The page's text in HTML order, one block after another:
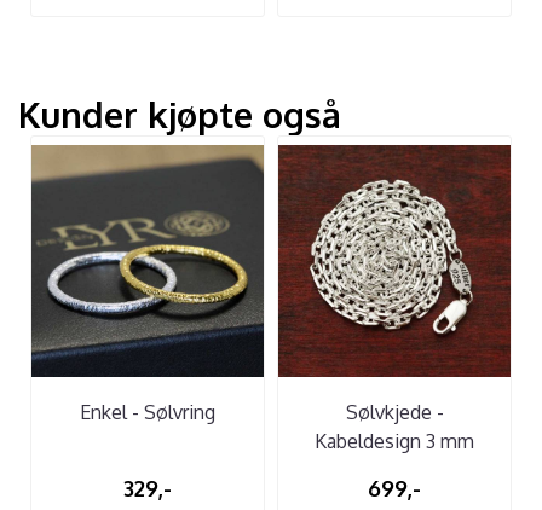
Kunder kjøpte også
Enkel - Sølvring
329,-
Sølvkjede -
Kabeldesign 3 mm
699,-